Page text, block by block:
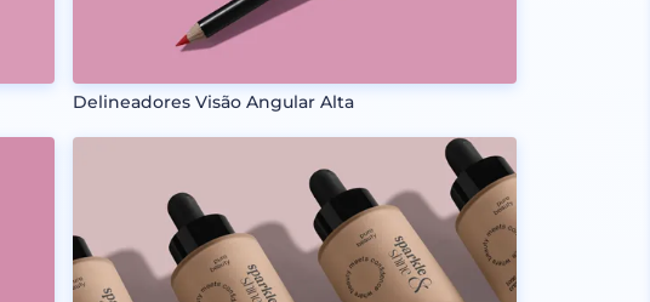
Delineadores Visão Angular Alta